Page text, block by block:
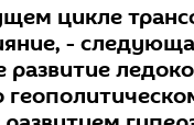
цикле
-